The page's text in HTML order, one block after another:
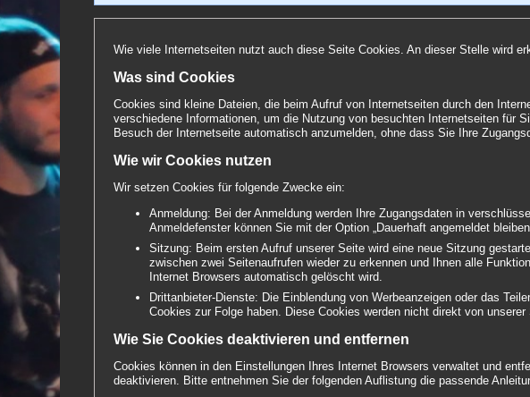
Wie viele Internetseiten nutzt auch diese Seite Cookies. An dieser Stelle wird
Was sind Cookies
Cookies sind kleine Dateien, die beim Aufruf von Internetseiten durch den
verschiedene Informationen, um die Nutzung von besuchten Internetseiten für
Besuch der Internetseite automatisch anzumelden, ohne dass Sie Ihre
Wie wir Cookies nutzen
Wir setzen Cookies für folgende Zwecke ein:
Anmeldung: Bei der Anmeldung werden Ihre Zugangsdaten in
Anmeldefenster können Sie mit der Option „Dauerhaft angemeldet
Sitzung: Beim ersten Aufruf unserer Seite wird eine neue Sitzung
zwischen zwei Seitenaufrufen wieder zu erkennen und Ihnen alle
Internet Browsers automatisch gelöscht wird.
Drittanbieter-Dienste: Die Einblendung von Werbeanzeigen oder das
Cookies zur Folge haben. Diese Cookies werden nicht direkt von
Wie Sie Cookies deaktivieren und entfernen
Cookies können in den Einstellungen Ihres Internet Browsers verwaltet und
deaktivieren. Bitte entnehmen Sie der folgenden Auflistung die passende